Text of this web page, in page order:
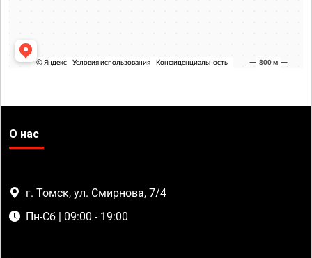
О нас
г. Томск, ул. Смирнова, 7/4
Пн-Сб | 09:00 - 19:00